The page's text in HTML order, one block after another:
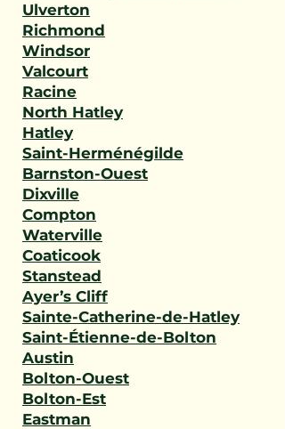
Ulverton
Richmond
Windsor
Valcourt
Racine
North Hatley
Hatley
Saint-Herménégilde
Barnston-Ouest
Dixville
Compton
Waterville
Coaticook
Stanstead
Ayer’s Cliff
Sainte-Catherine-de-Hatley
Saint-Étienne-de-Bolton
Austin
Bolton-Ouest
Bolton-Est
Eastman